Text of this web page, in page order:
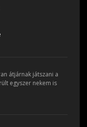
átjárnak játszani a
egyszer nekem is